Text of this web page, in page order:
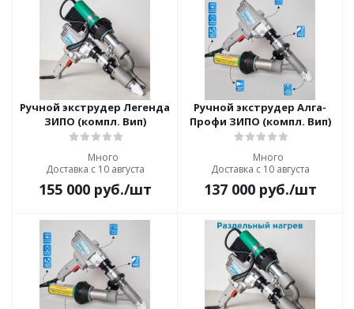
Ручной экструдер Легенда
ЗИПО (компл. Вип)
Много
Доставка с 10 августа
155 000руб./шт
Ручной экструдер Алга-
Профи ЗИПО (компл. Вип)
Много
Доставка с 10 августа
137 000руб./шт